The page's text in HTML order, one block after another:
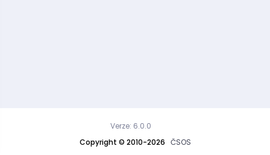
Copyright © 2010-2026 ČSOS
Verze: 6.0.0